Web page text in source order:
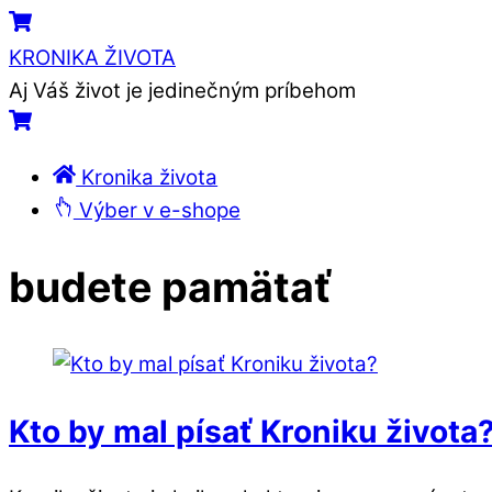
Skip
to
content
Menu
Cart
KRONIKA ŽIVOTA
Aj Váš život je jedinečným príbehom
Cart
Kronika života
Výber v e-shope
Menu
Cart
budete pamätať
Kto by mal písať Kroniku